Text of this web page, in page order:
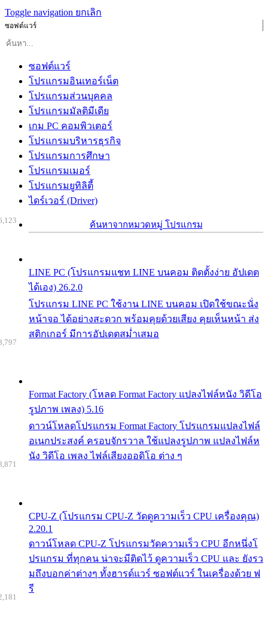
Toggle navigation ยกเลิก
ซอฟต์แวร์
ซอฟต์แวร์
โปรแกรมอินเทอร์เน็ต
โปรแกรมส่วนบุคคล
โปรแกรมมัลติมีเดีย
เกม PC คอมพิวเตอร์
โปรแกรมบริหารธุรกิจ
โปรแกรมการศึกษา
โปรแกรมเมอร์
โปรแกรมยูทิลิตี้
ไดร์เวอร์ (Driver)
ค้นหาจากหมวดหมู่ โปรแกรม
LINE PC (โปรแกรมแชท LINE บนคอม ติดตั้งง่าย อัปเดต
ได้เอง) 26.2.0
โปรแกรม LINE PC ใช้งาน LINE บนคอม เปิดใช้ขณะนั่ง
หน้าจอ ได้อย่างสะดวก พร้อมคุยด้วยเสียง คุยเห็นหน้า ส่ง
สติกเกอร์ มีการอัปเดตสม่ำเสมอ
Format Factory (โหลด Format Factory แปลงไฟล์หนัง วิดีโอ
รูปภาพ เพลง) 5.16
ดาวน์โหลดโปรแกรม Format Factory โปรแกรมแปลงไฟล์
อเนกประสงค์ ครอบจักรวาล ใช้แปลงรูปภาพ แปลงไฟล์ห
นัง วิดีโอ เพลง ไฟล์เสียงออดิโอ ต่าง ๆ
CPU-Z (โปรแกรม CPU-Z วัดดูความเร็ว CPU เครื่องคุณ)
2.20.1
ดาวน์โหลด CPU-Z โปรแกรมวัดความเร็ว CPU อีกหนึ่งโ
ปรแกรม ที่ทุกคน น่าจะมีติดไว้ ดูความเร็ว CPU และ ยังรว
มถึงบอกค่าต่างๆ ทั้งฮารด์แวร์ ซอฟต์แวร์ ในเครื่องด้วย ฟ
รี